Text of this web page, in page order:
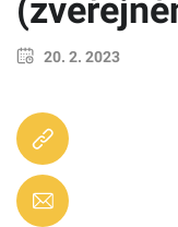
20. 2. 2023
Kultura
Kontakt